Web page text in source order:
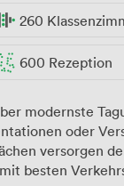
260
600 Rezeption
modernste
oder
versorgen
besten